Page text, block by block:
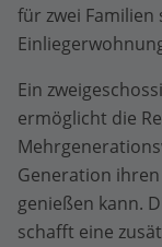
für zwei Familien
Ein
ermöglicht die
Generation
genießen kann.
schafft eine